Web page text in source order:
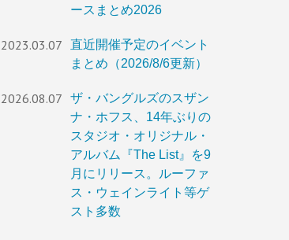
ースまとめ2026
2023.03.07
直近開催予定のイベント
まとめ（2026/8/6更新）
2026.08.07
ザ・バングルズのスザン
ナ・ホフス、14年ぶりの
スタジオ・オリジナル・
アルバム『The List』を9
月にリリース。ルーファ
ス・ウェインライト等ゲ
スト多数